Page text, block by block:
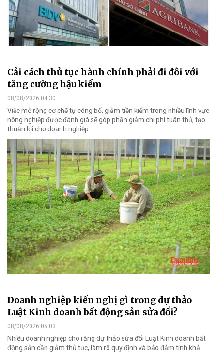
Cải cách thủ tục hành chính phải đi đôi với
tăng cường hậu kiểm
08/08/2026 04:30
Việc mở rộng cơ chế tự công bố, giảm tiền kiểm trong nhiều lĩnh vực
nông nghiệp được đánh giá sẽ góp phần giảm chi phí tuân thủ, tạo
thuận lợi cho doanh nghiệp.
Doanh nghiệp kiến nghị gì trong dự thảo
Luật Kinh doanh bất động sản sửa đổi?
08/08/2026 05:03
Nhiều doanh nghiệp cho rằng dự thảo sửa đổi Luật Kinh doanh bất
động sản cần giảm thủ tục, làm rõ quy định và bảo đảm tính khả